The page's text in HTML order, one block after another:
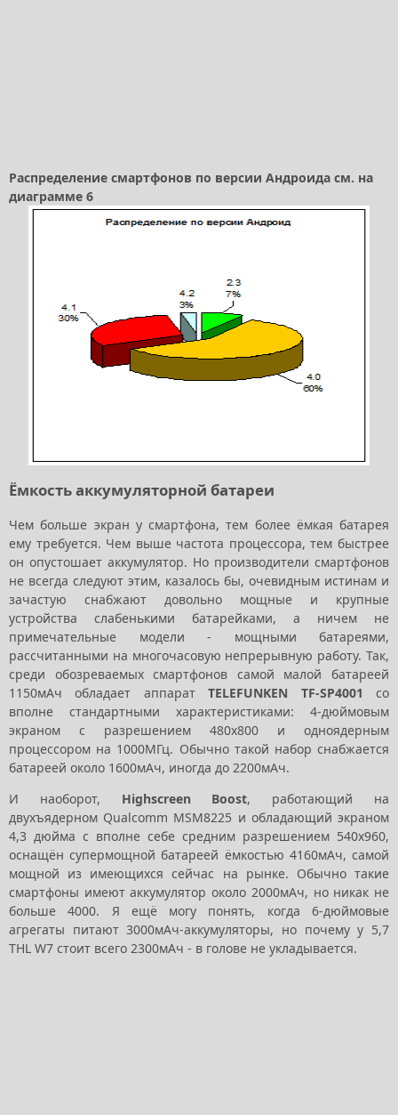
Распределение смартфонов по версии Андроида см. на
диаграмме 6
Ёмкость аккумуляторной батареи
Чем больше экран у смартфона, тем более ёмкая батарея
ему требуется. Чем выше частота процессора, тем быстрее
он опустошает аккумулятор. Но производители смартфонов
не всегда следуют этим, казалось бы, очевидным истинам и
зачастую снабжают довольно мощные и крупные
устройства слабенькими батарейками, а ничем не
примечательные модели - мощными батареями,
рассчитанными на многочасовую непрерывную работу. Так,
среди обозреваемых смартфонов самой малой батареей
1150мАч обладает аппаратTELEFUNKEN TF-SP4001 со
вполне стандартными характеристиками: 4-дюймовым
экраном с разрешением 480x800 и одноядерным
процессором на 1000МГц. Обычно такой набор снабжается
батареей около 1600мАч, иногда до 2200мАч.
И наоборот, Highscreen Boost, работающий на
двухъядерном Qualcomm MSM8225 и обладающий экраном
4,3 дюйма с вполне себе средним разрешением 540x960,
оснащён супермощной батареей ёмкостью 4160мАч, самой
мощной из имеющихся сейчас на рынке. Обычно такие
смартфоны имеют аккумулятор около 2000мАч, но никак не
больше 4000. Я ещё могу понять, когда 6-дюймовые
агрегаты питают 3000мАч-аккумуляторы, но почему у 5,7
THL W7 стоит всего 2300мАч - в голове не укладывается.